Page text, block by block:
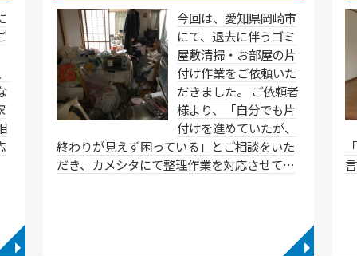
◥
今回は、愛知県岡崎市
にて、退去に伴うゴミ
屋敷清掃・お部屋の片
付け作業をご依頼いた
だきました。 ご依頼者
様より、「自分でも片
付けを進めていたが、
終わりが見えず困っている」とご相談をいた
だき、カメシタにて整理作業を対応させて…
◥